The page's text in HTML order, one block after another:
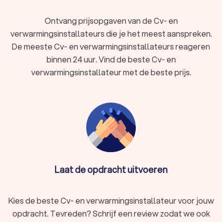
als je huidige verwarmingssysteem niet effectief meer
verwarmt, of als je recent eenwarmtepomp hebt
geïnstalleerddie beter werkt in combinatie met speciale
radiatoren.
warm water in je woning. Of je nu een nieuwe boiler wilt
installeren of je huidige systeem wilt vervangen, Trustoo
biedt oplossingen die aansluiten op jouw specifieke
behoeften. Bekijk onze top 10 verwarmingsinstallateurs in
Rouveen voor een veilige en vakkundige installatie.
installateurs moeten tegenwoordig beschikken over een
Vakmanschap CO-certificaat. Een certificering cv-installateur
Ontvang prijsopgaven van de Cv- en
verwarmingsinstallateurs die je het meest aanspreken.
De meeste Cv- en verwarmingsinstallateurs reageren
binnen 24 uur. Vind de beste Cv- en
verwarmingsinstallateur met de beste prijs.
Laat de opdracht uitvoeren
Kies de beste Cv- en verwarmingsinstallateur voor jouw
opdracht. Tevreden? Schrijf een review zodat we ook